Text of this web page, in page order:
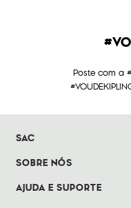
Poste com a
SAC
SOBRE NÓS
AJUDA E SUPORTE